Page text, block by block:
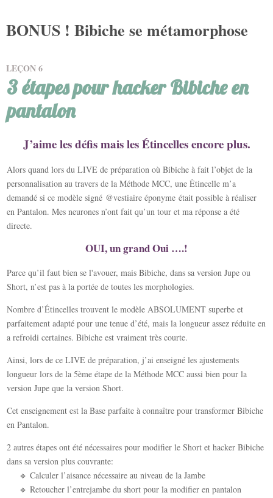
BONUS ! Bibiche se métamorphose
LEÇON6
3 étapes pour hacker Bibiche en
pantalon
J’aime les défis mais les Étincelles encore plus.
Alors quand lors du LIVE de préparation où Bibiche à fait l’objet de la
personnalisation au travers de la Méthode MCC, une Étincelle m’a
demandé si ce modèle signé @vestiaire éponyme était possible à réaliser
en Pantalon. Mes neurones n’ont fait qu’un tour et ma réponse a été
directe.
OUI, un grand Oui ….!
Parce qu’il faut bien se l'avouer, mais Bibiche, dans sa version Jupe ou
Short, n’est pas à la portée de toutes les morphologies.
Nombre d’Étincelles trouvent le modèle ABSOLUMENT superbe et
parfaitement adapté pour une tenue d’été, mais la longueur assez réduite en
a refroidi certaines. Bibiche est vraiment très courte.
Ainsi, lors de ce LIVE de préparation, j’ai enseigné les ajustements
longueur lors de la 5ème étape de la Méthode MCC aussi bien pour la
version Jupe que la version Short.
Cet enseignement est la Base parfaite à connaître pour transformer Bibiche
en Pantalon.
2 autres étapes ont été nécessaires pour modifier le Short et hacker Bibiche
dans sa version plus couvrante:
🔹 Calculer l’aisance nécessaire au niveau de la Jambe
🔹 Retoucher l’entrejambe du short pour la modifier en pantalon